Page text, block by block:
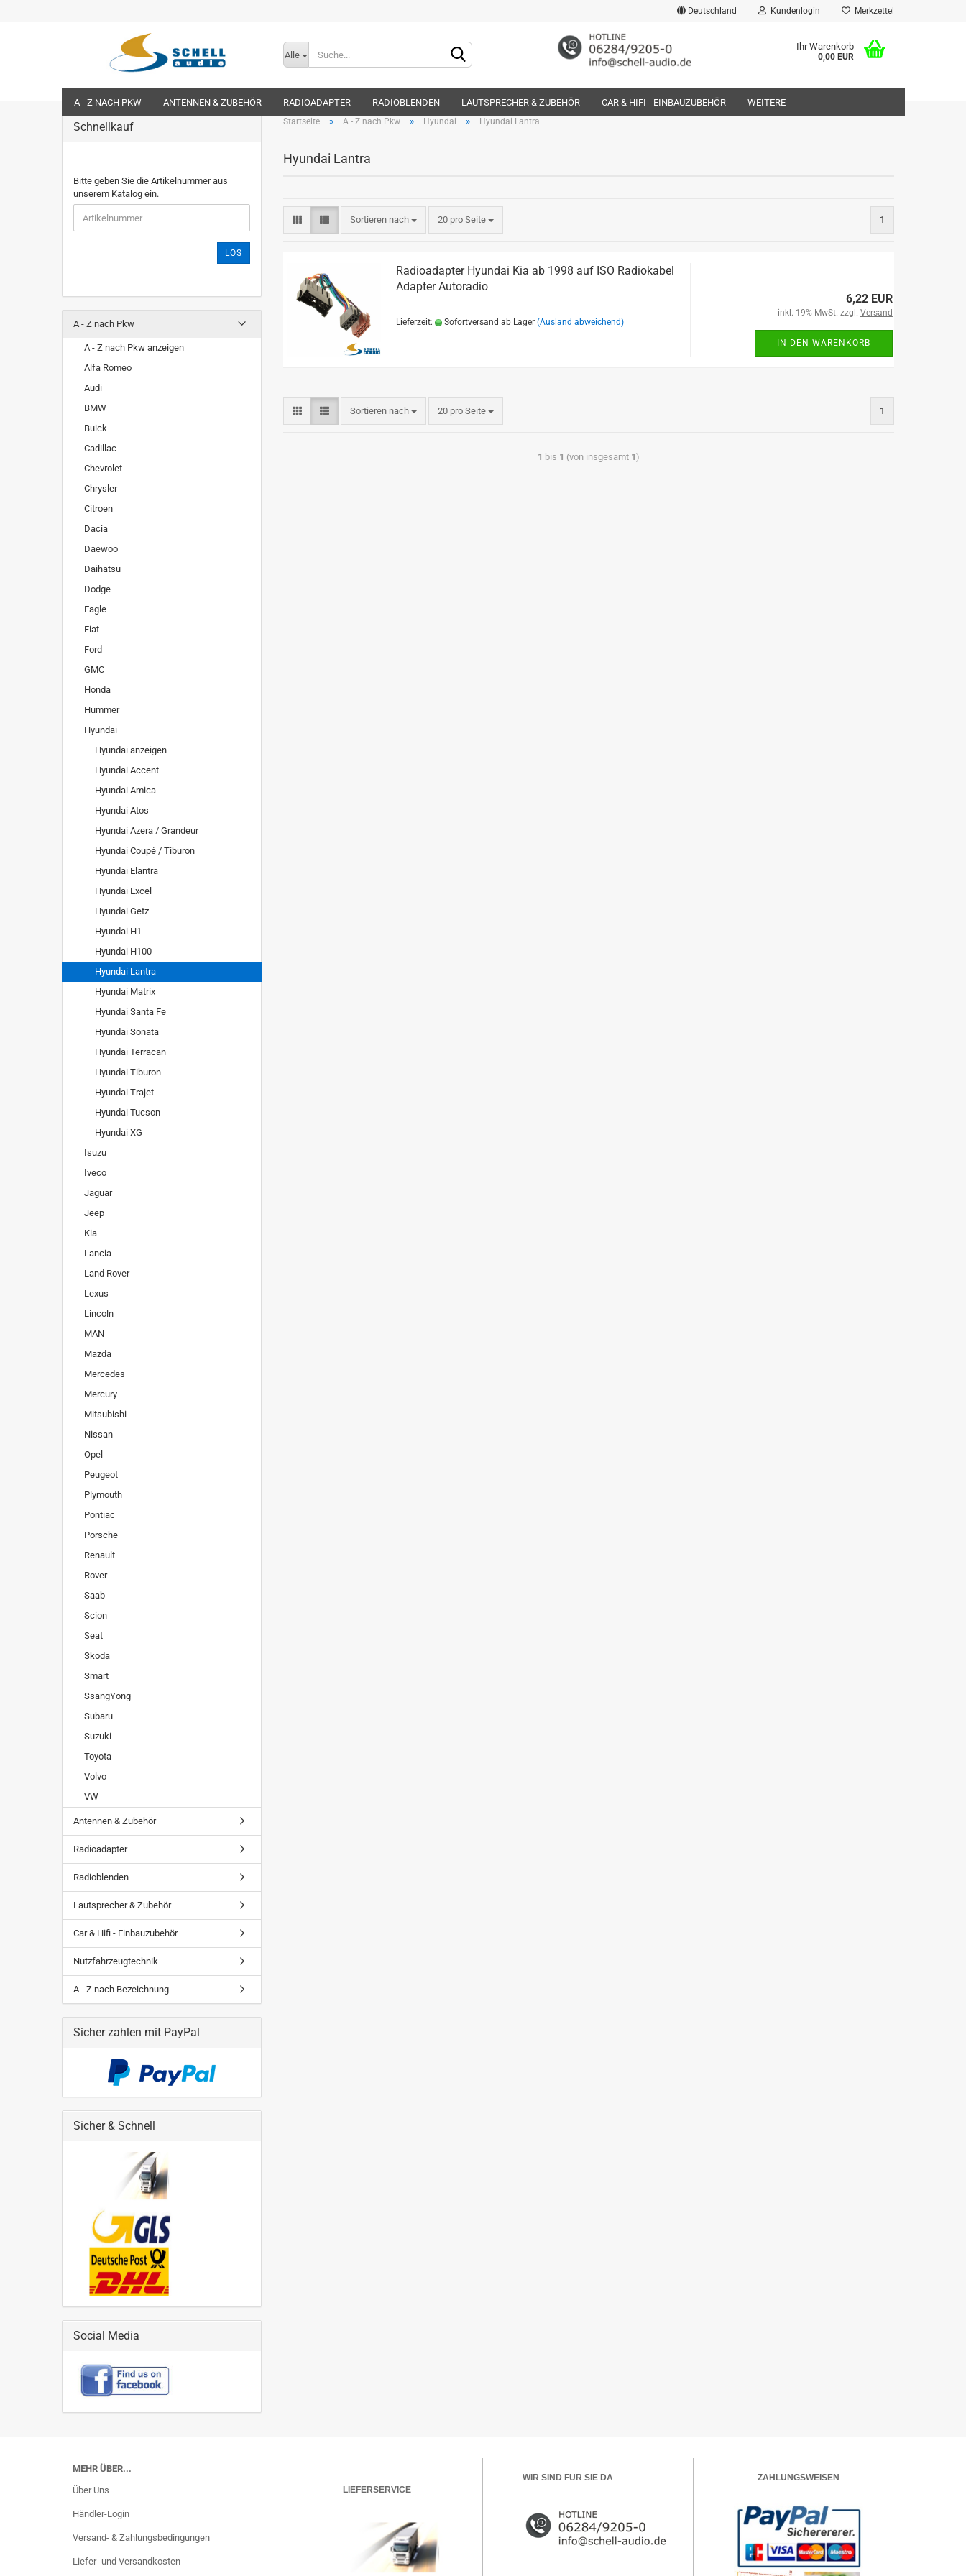
Deutschland
Lieferland
Kundenlogin Merkzettel
Alle
Ihr Warenkorb
0,00 EUR
A - Z NACH PKW ANTENNEN & ZUBEHÖR RADIOADAPTER RADIOBLENDEN LAUTSPRECHER & ZUBEHÖR CAR & HIFI - EINBAUZUBEHÖR WEITERE
Startseite » A - Z nach Pkw » Hyundai » Hyundai Lantra
Hyundai Lantra
Sortieren nach 20 pro Seite 1
Radioadapter Hyundai Kia ab 1998 auf ISO Radiokabel
Adapter Autoradio
Lieferzeit: Sofortversand ab Lager (Ausland abweichend)
6,22 EUR
inkl. 19% MwSt. zzgl. Versand
IN DEN WARENKORB
Sortieren nach 20 pro Seite 1
1 bis 1 (von insgesamt 1)
Schnellkauf
Bitte geben Sie die Artikelnummer aus
unserem Katalog ein.
LOS
A - Z nach Pkw
A - Z nach Pkw anzeigen
Alfa Romeo
Audi
BMW
Buick
Cadillac
Chevrolet
Chrysler
Citroen
Dacia
Daewoo
Daihatsu
Dodge
Eagle
Fiat
Ford
GMC
Honda
Hummer
Hyundai
Hyundai anzeigen
Hyundai Accent
Hyundai Amica
Hyundai Atos
Hyundai Azera / Grandeur
Hyundai Coupé / Tiburon
Hyundai Elantra
Hyundai Excel
Hyundai Getz
Hyundai H1
Hyundai H100
Hyundai Lantra
Hyundai Matrix
Hyundai Santa Fe
Hyundai Sonata
Hyundai Terracan
Hyundai Tiburon
Hyundai Trajet
Hyundai Tucson
Hyundai XG
Isuzu
Iveco
Jaguar
Jeep
Kia
Lancia
Land Rover
Lexus
Lincoln
MAN
Mazda
Mercedes
Mercury
Mitsubishi
Nissan
Opel
Peugeot
Plymouth
Pontiac
Porsche
Renault
Rover
Saab
Scion
Seat
Skoda
Smart
SsangYong
Subaru
Suzuki
Toyota
Volvo
VW
Antennen & Zubehör
Radioadapter
Radioblenden
Lautsprecher & Zubehör
Car & Hifi - Einbauzubehör
Nutzfahrzeugtechnik
A - Z nach Bezeichnung
Sicher zahlen mit PayPal
Sicher & Schnell
Social Media
MEHR ÜBER...
Über Uns
Händler-Login
Versand- & Zahlungsbedingungen
Liefer- und Versandkosten
LIEFERSERVICE
WIR SIND FÜR SIE DA ZAHLUNGSWEISEN